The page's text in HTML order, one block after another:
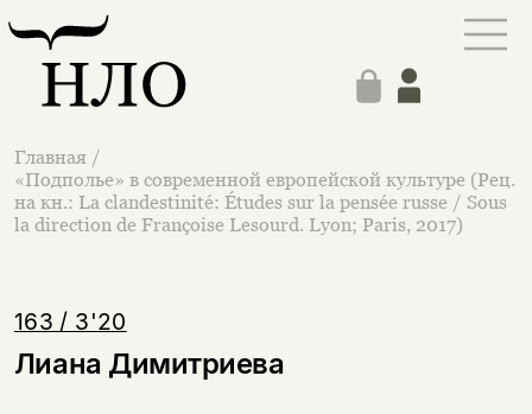
Главная /
«Подполье» в современной европейской культуре (Рец.
на кн.: La clandestinité: Études sur la pensée russe / Sous
la direction de Françoise Lesourd. Lyon; Paris, 2017)
163 / 3'20
Лиана Димитриева